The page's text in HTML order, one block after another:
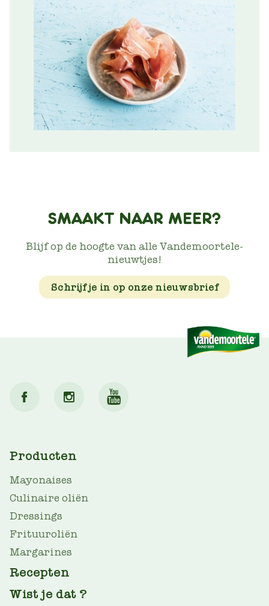
SMAAKT NAAR MEER?
Blijf op de hoogte van alle Vandemoortele-
nieuwtjes!
Schrijf je in op onze nieuwsbrief
MAIN
NAV
Producten
Mayonaises
Culinaire oliën
Dressings
Frituuroliën
Margarines
Recepten
Wist je dat ?